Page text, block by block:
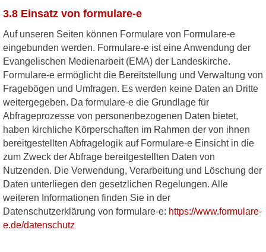
3.8 Einsatz von formulare-e
Auf unseren Seiten können Formulare von Formulare-e
eingebunden werden. Formulare-e ist eine Anwendung der
Evangelischen Medienarbeit (EMA) der Landeskirche.
Formulare-e ermöglicht die Bereitstellung und Verwaltung von
Fragebögen und Umfragen. Es werden keine Daten an Dritte
weitergegeben. Da formulare-e die Grundlage für
Abfrageprozesse von personenbezogenen Daten bietet,
haben kirchliche Körperschaften im Rahmen der von ihnen
bereitgestellten Abfragelogik auf Formulare-e Einsicht in die
zum Zweck der Abfrage bereitgestellten Daten von
Nutzenden. Die Verwendung, Verarbeitung und Löschung der
Daten unterliegen den gesetzlichen Regelungen. Alle
weiteren Informationen finden Sie in der
Datenschutzerklärung von formulare-e: https://www.formulare-
e.de/datenschutz